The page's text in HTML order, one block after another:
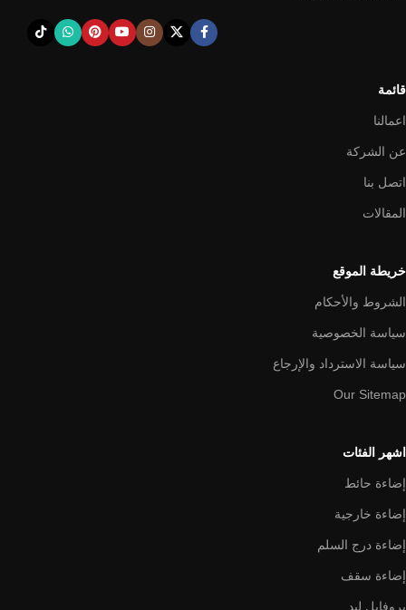
قائمة
اعمالنا
عن الشركة
اتصل بنا
المقالات
خريطة الموقع
الشروط والأحكام
سياسة الخصوصية
سياسة الاسترداد والإرجاع
Our Sitemap
اشهر الفئات
إضاءة حائط
إضاءة خارجية
إضاءة درج السلم
إضاءة سقف
بروفايل ليد